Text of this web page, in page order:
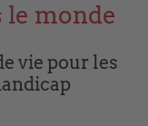
le monde
vie pour les